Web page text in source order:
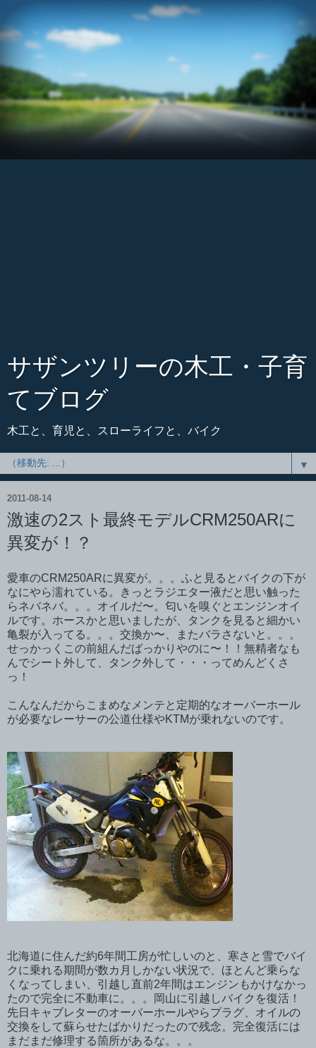
サザンツリーの木工・子育
てブログ
木工と、育児と、スローライフと、バイク
▼
2011-08-14
激速の2スト最終モデルCRM250ARに
異変が！？
愛車のCRM250ARに異変が。。。ふと見るとバイクの下が
なにやら濡れている。きっとラジエター液だと思い触った
らネバネバ。。。オイルだ〜。匂いを嗅ぐとエンジンオイ
ルです。ホースかと思いましたが、タンクを見ると細かい
亀裂が入ってる。。。交換か〜、またバラさないと。。。
せっかっくこの前組んだばっかりやのに〜！！無精者なも
んでシート外して、タンク外して・・・ってめんどくさ
っ！
こんなんだからこまめなメンテと定期的なオーバーホール
が必要なレーサーの公道仕様やKTMが乗れないのです。
北海道に住んだ約6年間工房が忙しいのと、寒さと雪でバイ
クに乗れる期間が数カ月しかない状況で、ほとんど乗らな
くなってしまい、引越し直前2年間はエンジンもかけなかっ
たので完全に不動車に。。。岡山に引越しバイクを復活！
先日キャブレターのオーバーホールやらプラグ、オイルの
交換をして蘇らせたばかりだったので残念。完全復活には
まだまだ修理する箇所があるな。。。